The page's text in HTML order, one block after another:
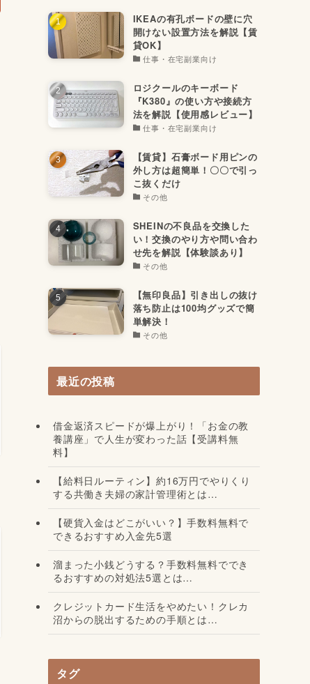
IKEAの有孔ボードの壁に穴
開けない設置方法を解説【賃
貸OK】
仕事・在宅副業向け
ロジクールのキーボード
『K380』の使い方や接続方
法を解説【使用感レビュー】
仕事・在宅副業向け
【賃貸】石膏ボード用ピンの
外し方は超簡単！〇〇で引っ
こ抜くだけ
その他
SHEINの不良品を交換した
い！交換のやり方や問い合わ
せ先を解説【体験談あり】
その他
【無印良品】引き出しの抜け
落ち防止は100均グッズで簡
単解決！
その他
最近の投稿
借金返済スピードが爆上がり！「お金の教
養講座」で人生が変わった話【受講料無
料】
【給料日ルーティン】約16万円でやりくり
する共働き夫婦の家計管理術とは…
【硬貨入金はどこがいい？】手数料無料で
できるおすすめ入金先5選
溜まった小銭どうする？手数料無料ででき
るおすすめの対処法5選とは…
クレジットカード生活をやめたい！クレカ
沼からの脱出するための手順とは…
タグ